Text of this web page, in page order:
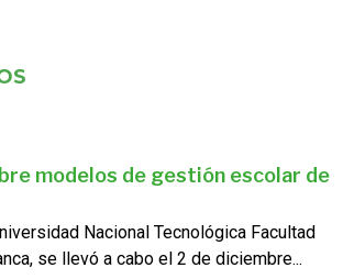
modelos de gestión escolar de
Nacional Tecnológica Facultad
se llevó a cabo el 2 de diciembre...